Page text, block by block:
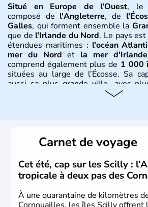
Situé en Europe de l'Ouest, le
composé de l'Angleterre, de
Galles, qui forment ensemble la
que de l'Irlande du Nord. Le pays
étendues maritimes : l'océan
mer du Nord et la mer d'Irlande
comprend également plus de 1 000
situées au large de l’Écosse. Sa
aussi sa plus grande ville, avec
population
Histoire et administration
naît officiellement
d’Union, réunissant leRoyaume de
Royaume d’Irlande. Puissance
Lumières, il s’illustre enlittérature,
l’innovation. Il devient en 1807 la
commerce d’esclaves. Membre de
Carnet de voyage
Cet été, cap sur les Scilly :
tropicale à deux pas des
À une quarantaine de kilomètres